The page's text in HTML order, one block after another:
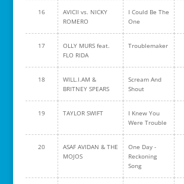
16
AVICII vs. NICKY
ROMERO
I Could Be The
One
17
OLLY MURS feat.
FLO RIDA
Troublemaker
18
WILL.I.AM &
BRITNEY SPEARS
Scream And
Shout
19 TAYLOR SWIFT
I Knew You
Were Trouble
20
ASAF AVIDAN & THE
MOJOS
One Day -
Reckoning
Song